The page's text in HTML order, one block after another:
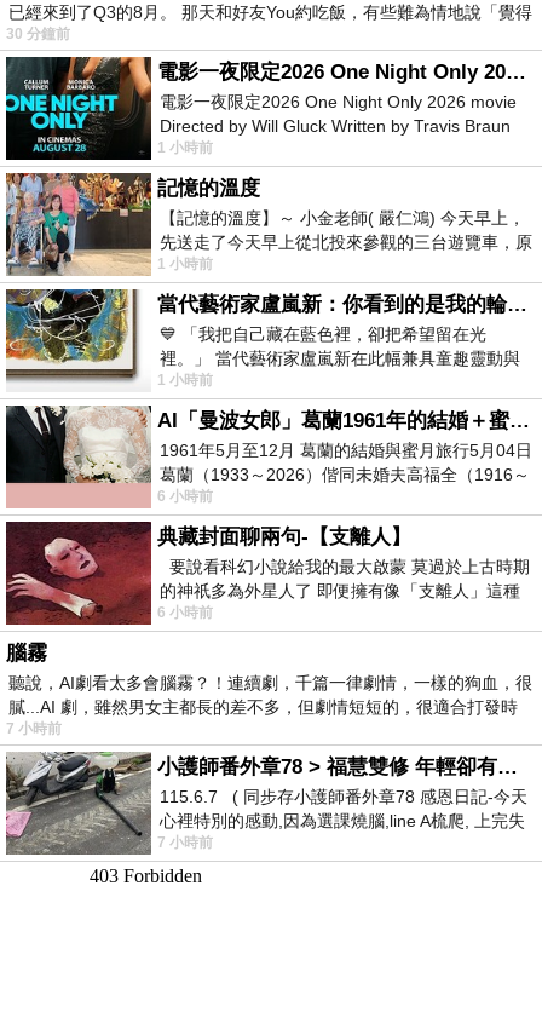
已經來到了Q3的8月。 那天和好友You約吃飯，有些難為情地說「覺得
30 分鐘前
電影一夜限定2026 One Night Only 2026 movie
電影一夜限定2026 One Night Only 2026 movie
Directed by Will Gluck Written by Travis Braun
Starring Monica Barbaro
1 小時前
記憶的溫度
【記憶的溫度】～ 小金老師( 嚴仁鴻) 今天早上，
先送走了今天早上從北投來參觀的三台遊覽車，原
以為展場已經差不多要安靜下來，卻發
1 小時前
當代藝術家盧嵐新：你看到的是我的輪廓，還是你的故事？——藏在藍色裡的希望與光
💙 「我把自己藏在藍色裡，卻把希望留在光
裡。」 當代藝術家盧嵐新在此幅兼具童趣靈動與
抽象韻味的新作中，用湛藍的羽翼般色塊包覆著
1 小時前
AI「曼波女郎」葛蘭1961年的結婚＋蜜月旅行 #戀上老電影 #葛蘭 #粟子
1961年5月至12月 葛蘭的結婚與蜜月旅行5月04日
葛蘭（1933～2026）偕同未婚夫高福全（1916～
2004）乘郵輪赴倫敦6月15日於英國倫敦St.S
6 小時前
典藏封面聊兩句-【支離人】
要說看科幻小說給我的最大啟蒙 莫過於上古時期
的神祇多為外星人了 即便擁有像「支離人」這種
驚世駭俗的神通法門 也未必讀
6 小時前
腦霧
聽說，AI劇看太多會腦霧？！連續劇，千篇一律劇情，一樣的狗血，很
膩...AI 劇，雖然男女主都長的差不多，但劇情短短的，很適合打發時
7 小時前
小護師番外章78 > 福慧雙修 年輕卻有個老靈魂 ㄑ金剛經〉podcast
115.6.7 ( 同步存小護師番外章78 感恩日記-今天
心裡特別的感動,因為選課燒腦,line A梳爬, 上完失
智課的她,特來傾
7 小時前